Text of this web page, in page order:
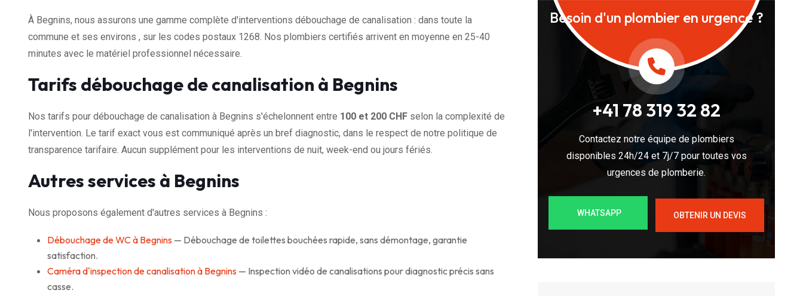
À Begnins, nous assurons une gamme complète d'interventions débouchage de canalisation : dans toute la
commune et ses environs , sur les codes postaux 1268. Nos plombiers certifiés arrivent en moyenne en 25-40
minutes avec le matériel professionnel nécessaire.
Tarifs débouchage de canalisation à Begnins
Nos tarifs pour débouchage de canalisation à Begnins s'échelonnent entre 100 et 200 CHF selon la complexité de
l'intervention. Le tarif exact vous est communiqué après un bref diagnostic, dans le respect de notre politique de
transparence tarifaire. Aucun supplément pour les interventions de nuit, week-end ou jours fériés.
Autres services à Begnins
Nous proposons également d'autres services à Begnins :
Débouchage de WC à Begnins — Débouchage de toilettes bouchées rapide, sans démontage, garantie
satisfaction.
Caméra d'inspection de canalisation à Begnins — Inspection vidéo de canalisations pour diagnostic précis sans
casse.
Besoin d'un plombier en urgence ?
+41 78 319 32 82
Contactez notre équipe de plombiers
disponibles 24h/24 et 7j/7 pour toutes vos
urgences de plomberie.
WHATSAPP OBTENIR UN DEVIS